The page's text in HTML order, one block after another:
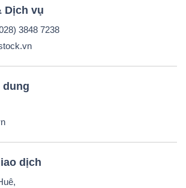
Dịch vụ
3848 7238
dung
dịch